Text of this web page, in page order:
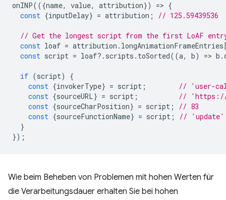
onINP(({name, value, attribution}) => {
const {inputDelay} = attribution ; // 125.59439536
// Get the longest script from the first LoAF
const loaf = attribution . longAnimationFrameEntries
const script = loaf? . scripts . toSorted((a, b) => b .
if (script)
{
const {invokerType} = script ;
// 'user-
const {sourceURL} = script ;
// 'https://
const {sourceCharPosition} = script ;
// 83
const {sourceFunctionName} = script ;
// 'update'
}
});
Wie beim Beheben von Problemen mit hohen Werten für
die Verarbeitungsdauer erhalten Sie bei hohen